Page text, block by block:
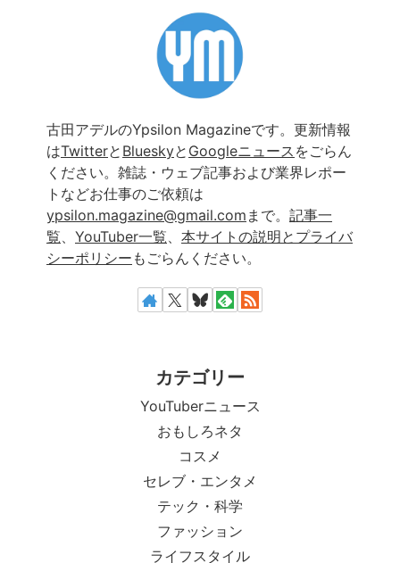
古田アデルのYpsilon Magazineです。更新情報
はTwitterと Blueskyと Googleニュース をごらん
ください。雑誌・ウェブ記事および業界レポー
トなどお仕事のご依頼は
ypsilon.magazine@gmail.com まで。 記事一
覧、 YouTuber一覧、 本サイトの説明とプライバ
シーポリシー もごらんください。
カテゴリー
YouTuberニュース
おもしろネタ
コスメ
セレブ・エンタメ
テック・科学
ファッション
ライフスタイル